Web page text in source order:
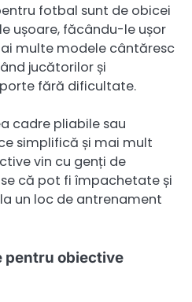
fotbal sunt de obicei
ușoare, făcându-le ușor
multe modele cântăresc
jucătorilor și
fără dificultate.
cadre pliabile sau
simplifică și mai mult
vin cu genți de
că pot fi împachetate și
un loc de antrenament
pentru obiective